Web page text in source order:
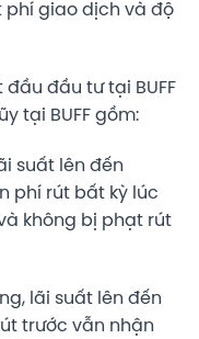
phí giao dịch và độ
đầu tư tại BUFF
tại BUFF gồm:
suất lên đến
phí rút bất kỳ lúc
không bị phạt rút
lãi suất lên đến
trước vẫn nhận